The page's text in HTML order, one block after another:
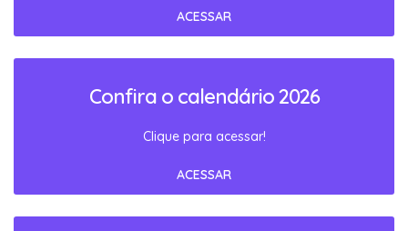
ACESSAR
Confira o calendário 2026
Clique para acessar!
ACESSAR